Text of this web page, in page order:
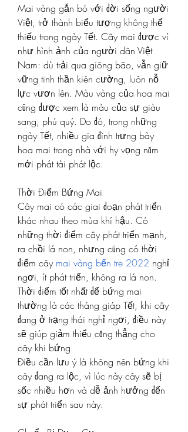
Mai vàng gắn bó với đời sống người
Việt, trở thành biểu tượng không thể
thiếu trong ngày Tết. Cây mai được ví
như hình ảnh của người dân Việt
Nam: dù trải qua giông bão, vẫn giữ
vững tinh thần kiên cường, luôn nỗ
lực vươn lên. Màu vàng của hoa mai
cũng được xem là màu của sự giàu
sang, phú quý. Do đó, trong những
ngày Tết, nhiều gia đình trưng bày
hoa mai trong nhà với hy vọng năm
mới phát tài phát lộc.
Thời Điểm Bứng Mai
Cây mai có các giai đoạn phát triển
khác nhau theo mùa khí hậu. Có
những thời điểm cây phát triển mạnh,
ra chồi lá non, nhưng cũng có thời
điểm cây mai vàng bến tre 2022 nghỉ
ngơi, ít phát triển, không ra lá non.
Thời điểm tốt nhất để bứng mai
thường là các tháng giáp Tết, khi cây
đang ở trạng thái nghỉ ngơi, điều này
sẽ giúp giảm thiểu căng thẳng cho
cây khi bứng.
Điều cần lưu ý là không nên bứng khi
cây đang ra lộc, vì lúc này cây sẽ bị
sốc nhiều hơn và dễ ảnh hưởng đến
sự phát triển sau này.